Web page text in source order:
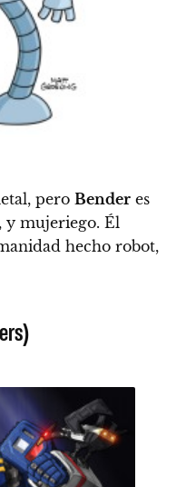
pero Bender es
y mujeriego. Él
hecho robot,